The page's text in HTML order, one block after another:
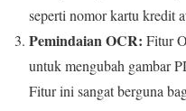
seperti nomor kartu kredit
Pemindaian OCR: Fitur
untuk mengubah gambar
Fitur ini sangat berguna